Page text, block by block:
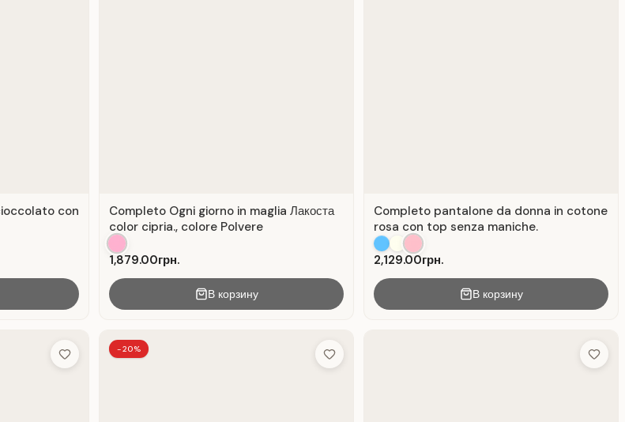
con
Completo Ogni giorno in maglia Лакоста
color cipria., colore Polvere
1,879.00грн.
В корзину
Completo pantalone da donna in cotone
rosa con top senza maniche.
2,129.00грн.
В корзину
Add to Wish List
-20%
Add to Wish List Add to